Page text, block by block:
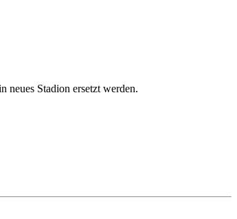
neues Stadion ersetzt werden.